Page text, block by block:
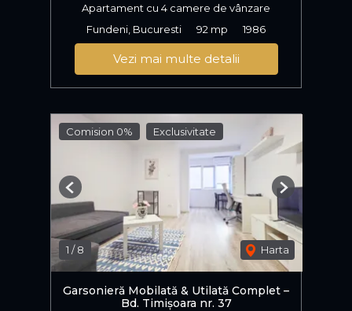
Apartament cu 4 camere de vânzare
Fundeni, Bucuresti
92 mp 1986
Vezi mai multe detalii
Comision 0% Exclusivitate
1 /8 Harta
Previous Next
Garsonieră Mobilată & Utilată Complet –
Bd. Timișoara nr. 37